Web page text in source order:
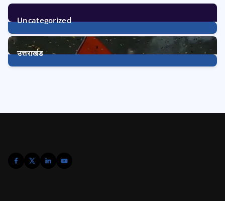
Uncategorized
1Post
उत्तराखंड